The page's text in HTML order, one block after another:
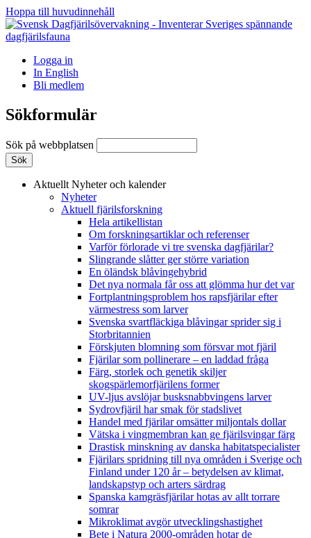
Hoppa till huvudinnehåll
Logga in
In English
Bli medlem
Sökformulär
Sök på webbplatsen
Aktuellt Nyheter och kalender
Nyheter
Aktuell fjärilsforskning
Hela artikellistan
Om forskningsartiklar och referenser
Varför förlorade vi tre svenska dagfjärilar?
Slingrande slåtter ger större variation
En öländsk blåvingehybrid
Det nya normala får oss att glömma hur det var
Fortplantningsproblem hos rapsfjärilar efter
värmestress som larver
Svenska svartfläckiga blåvingar sprider sig i
Storbritannien
Förskjuten blomning som försvar mot fjäril
Fjärilar som pollinerare – en laddad fråga
Färg, storlek och genetik skiljer
skogspärlemorfjärilens former
UV-ljus avslöjar busksnabbvingens larver
Sydrovfjäril har smak för stadslivet
Handel med fjärilar omsätter miljontals dollar
Vätska i vingmembran kan ge fjärilsvingar färg
Drastisk minskning av danska habitatspecialister
Fjärilars spridning till nya områden i Sverige och
Finland under 120 år– betydelsen av klimat,
landskapstyp och arters särdrag
Spanska kamgräsfjärilar hotas av allt torrare
somrar
Mikroklimat avgör utvecklingshastighet
Bete i Natura 2000-områden hotar de